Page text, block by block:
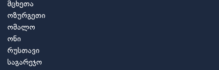
მცხეთა
ოზურგეთი
ომალო
ონი
რუსთავი
საგარეჯო